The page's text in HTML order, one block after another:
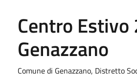
Centro
Genazzano
Comune di Genazzano, Distretto